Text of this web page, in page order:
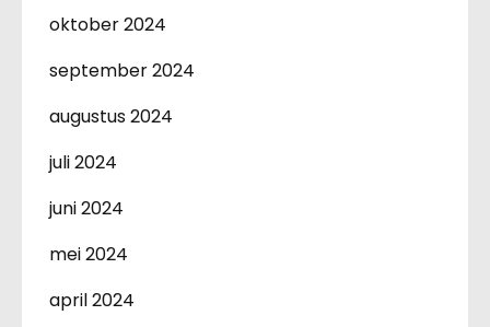
oktober 2024
september 2024
augustus 2024
juli 2024
juni 2024
mei 2024
april 2024